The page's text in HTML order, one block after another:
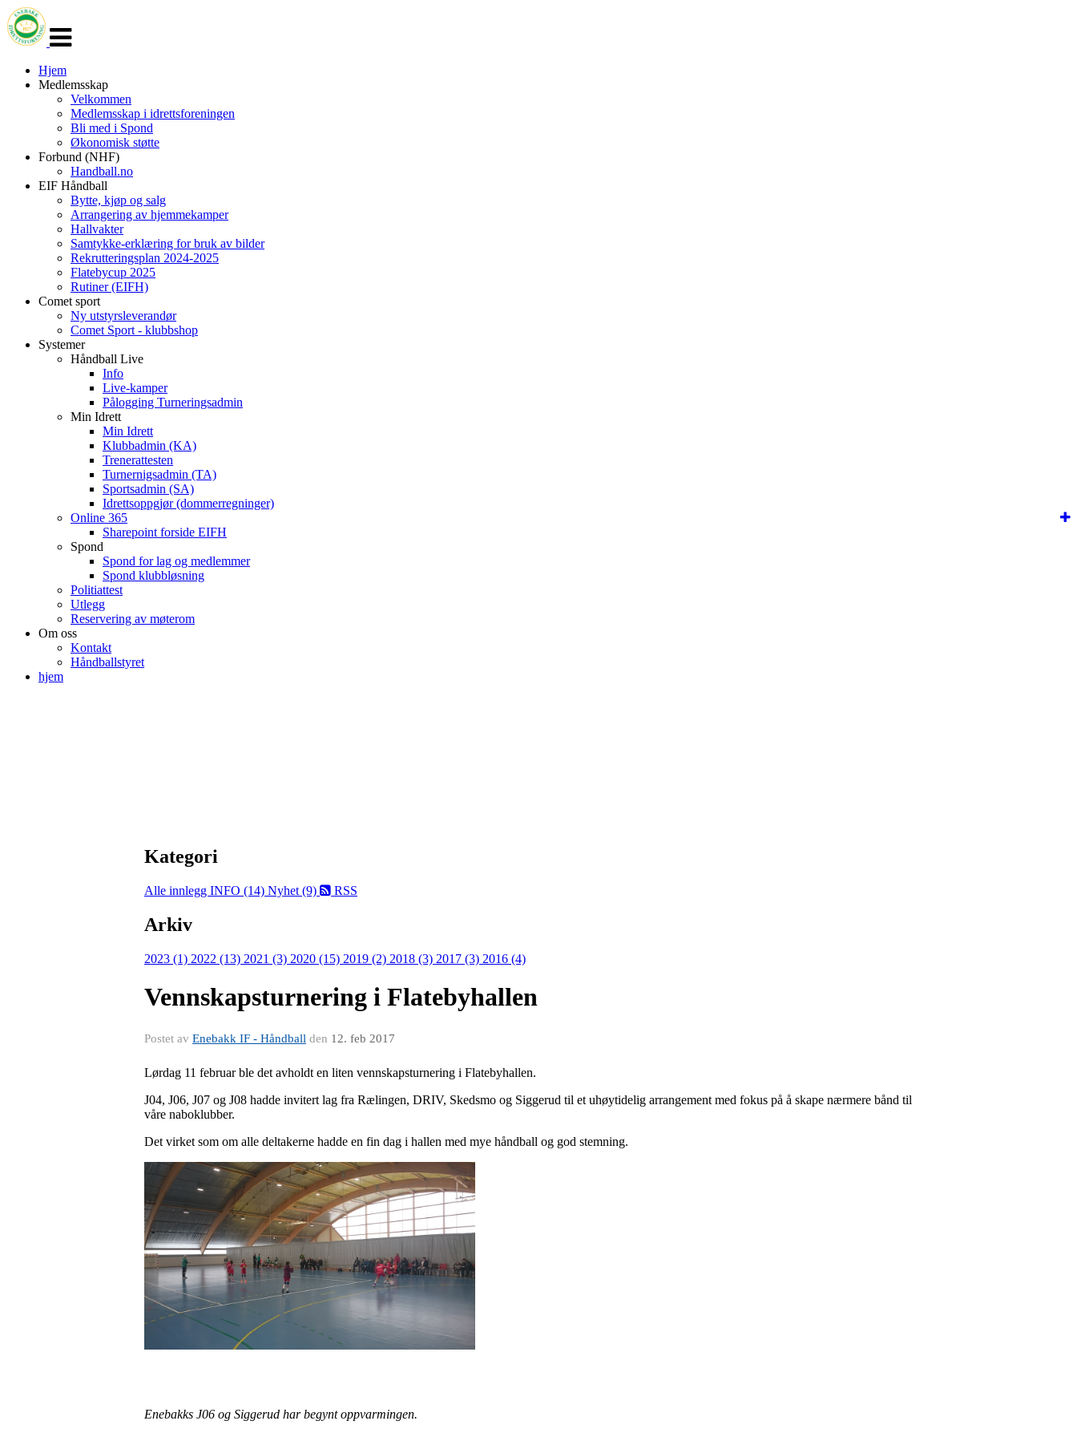
navigasjon
Hjem
Medlemsskap
Velkommen
Medlemsskap i idrettsforeningen
Bli med i Spond
Økonomisk støtte
Forbund (NHF)
Handball.no
EIF Håndball
Bytte, kjøp og salg
Arrangering av hjemmekamper
Hallvakter
Samtykke-erklæring for bruk av bilder
Rekrutteringsplan 2024-2025
Flatebycup 2025
Rutiner (EIFH)
Comet sport
Ny utstyrsleverandør
Comet Sport - klubbshop
Systemer
Håndball Live
Info
Live-kamper
Pålogging Turneringsadmin
Min Idrett
Min Idrett
Klubbadmin (KA)
Trenerattesten
Turnernigsadmin (TA)
Sportsadmin (SA)
Idrettsoppgjør (dommerregninger)
Online 365
Sharepoint forside EIFH
Spond
Spond for lag og medlemmer
Spond klubbløsning
Politiattest
Utlegg
Reservering av møterom
Om oss
Kontakt
Håndballstyret
hjem
Kategori
Alle innlegg INFO (14) Nyhet (9) RSS
Arkiv
2023 (1) 2022 (13) 2021 (3) 2020 (15) 2019 (2) 2018 (3) 2017 (3) 2016 (4)
Vennskapsturnering i Flatebyhallen
Postet av Enebakk IF - Håndball den 12. feb 2017
Lørdag 11 februar ble det avholdt en liten vennskapsturnering i Flatebyhallen.
J04, J06, J07 og J08 hadde invitert lag fra Rælingen, DRIV, Skedsmo og Siggerud til et uhøytidelig arrangement med fokus på å skape nærmere bånd til
våre naboklubber.
Det virket som om alle deltakerne hadde en fin dag i hallen med mye håndball og god stemning.
Enebakks J06 og Siggerud har begyntoppvarmingen.